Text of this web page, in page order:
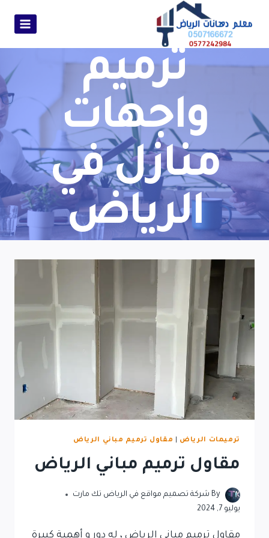
ترميم
واجهات
منازل في
الرياض
ترميمات الرياض مقاول ترميم مباني الرياض
مقاول ترميم مباني الرياض
By شركة تصميم مواقع في الرياض تك مارت
يوليو 7, 2024
مقاول ترميم مباني الرياض ، له دور و أهمية كبيرة